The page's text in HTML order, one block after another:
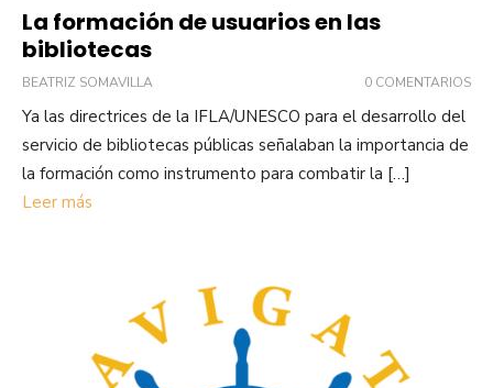
La formación de usuarios en las
bibliotecas
BEATRIZ SOMAVILLA 0 COMENTARIOS
Ya las directrices de la IFLA/UNESCO para el desarrollo del
servicio de bibliotecas públicas señalaban la importancia de
la formación como instrumento para combatir la […]
Leer más